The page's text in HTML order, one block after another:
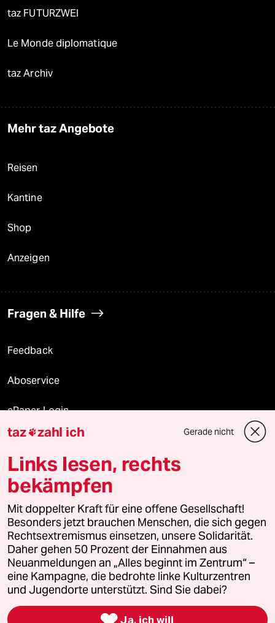
taz FUTURZWEI
Le Monde diplomatique
taz Archiv
Mehr taz Angebote
Reisen
Kantine
Shop
Anzeigen
Fragen & Hilfe
Feedback
Aboservice
ePaper Login
Downloads für Abonnierende
© 2026 taz Verlags und Vertriebs GmbH
Alle Rechte vorbehalten. Bei rechtlichen Fragen oder für Genehmigungen
wenden Sie sich bitte an
lizenzen@taz.de
Feedback Redaktionsstatut Kommune-Richtlinien
Leitlinie Informant Datenschutz Impressum AGB
Seitenwende Einwilligungen widerrufen (Ads)
taz zahl ich Gerade nicht
Links lesen, rechts
bekämpfen
Mit doppelter Kraft für eine offene Gesellschaft!
Besonders jetzt brauchen Menschen, die sich gegen
Rechtsextremismus einsetzen, unsere Solidarität.
Daher gehen 50 Prozent der Einnahmen aus
Neuanmeldungen an „Alles beginnt im Zentrum“ –
eine Kampagne, die bedrohte linke Kulturzentren
und Jugendorte unterstützt. Sind Sie dabei?
Ja, ich will